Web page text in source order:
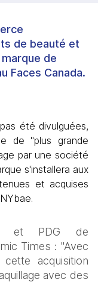
de beauté et
de
Faces Canada.
été divulguées,
de "plus grande
par une société
s'installera aux
et acquises
et PDG de
Times : "Avec
acquisition
avec des